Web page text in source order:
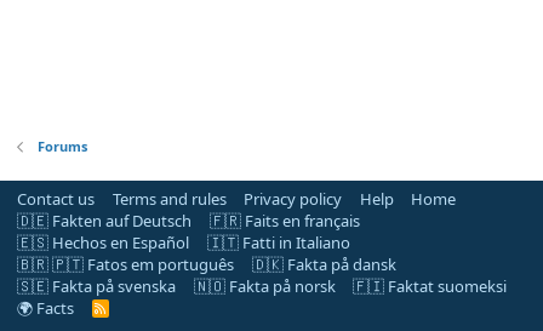
Forums
Contact us Terms and rules Privacy policy Help
Home
🇩🇪 Fakten auf Deutsch
🇫🇷 Faits en français
🇪🇸 Hechos en Español
🇮🇹 Fatti in Italiano
🇧🇷 🇵🇹 Fatos em português
🇩🇰 Fakta på dansk
🇸🇪 Fakta på svenska
🇳🇴 Fakta på norsk
🇫🇮 Faktat suomeksi
🌍 Facts
R